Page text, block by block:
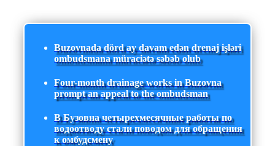
Buzovnada dörd ay davam edən drenaj işləri
ombudsmana müraciətə səbəb olub
Four-month drainage works in Buzovna
prompt an appeal to the ombudsman
В Бузовна четырехмесячные работы по
водоотводу стали поводом для обращения
к омбудсмену